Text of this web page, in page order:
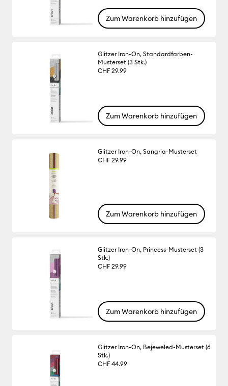
Zum Warenkorb hinzufügen
Glitzer Iron-On, Standardfarben-
Musterset (3 Stk.)
CHF 29.99
Zum Warenkorb hinzufügen
Glitzer Iron-On, Sangria-Musterset
CHF 29.99
Zum Warenkorb hinzufügen
Glitzer Iron-On, Princess-Musterset (3
Stk.)
CHF 29.99
Zum Warenkorb hinzufügen
Glitzer Iron-On, Bejeweled-Musterset (6
Stk.)
CHF 44.99